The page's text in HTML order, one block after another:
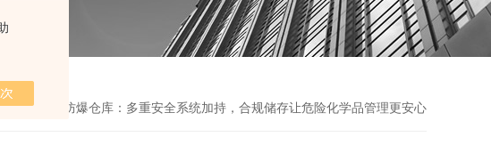
态> 雷盾防爆仓库：多重安全系统加持，合规储存让危险化学品管理更安心